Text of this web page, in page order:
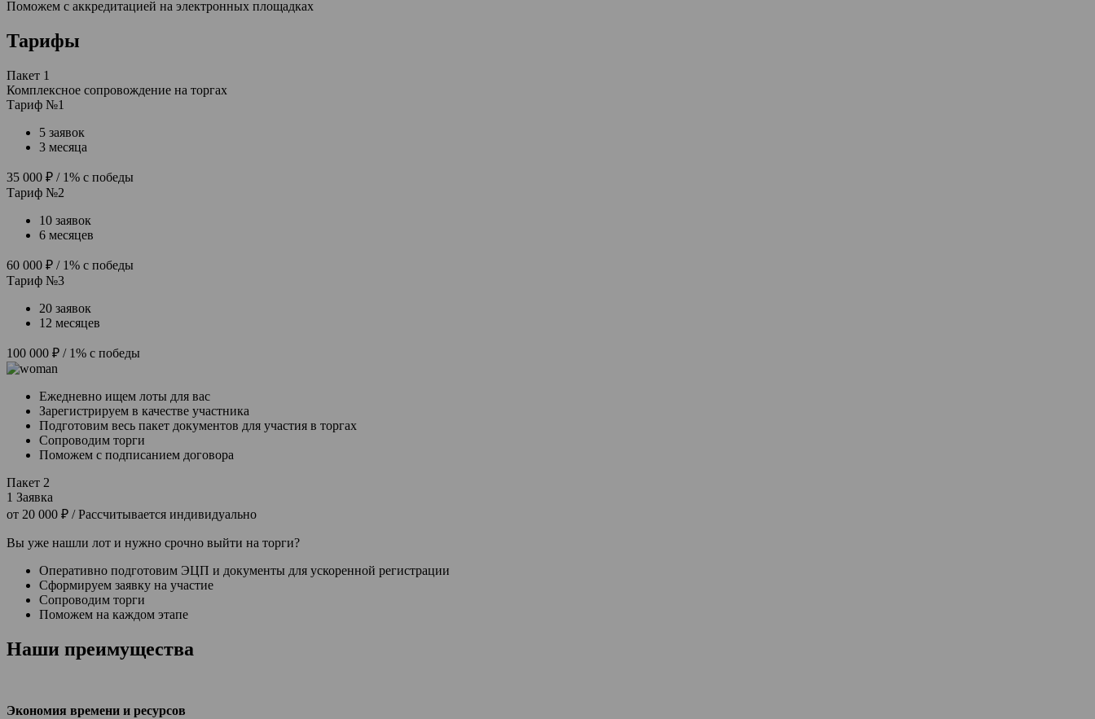
Поможем с аккредитацией на электронных площадках
Тарифы
Пакет 1
Комплексное сопровождение на торгах
Тариф №1
5 заявок
3 месяца
35 000 ₽ / 1% с победы
Тариф №2
10 заявок
6 месяцев
60 000 ₽ / 1% с победы
Тариф №3
20 заявок
12 месяцев
100 000 ₽ / 1% с победы
Ежедневно ищем лоты для вас
Зарегистрируем в качестве участника
Подготовим весь пакет документов для участия в торгах
Сопроводим торги
Поможем с подписанием договора
Пакет 2
1 Заявка
от 20 000 ₽ / Рассчитывается индивидуально
Вы уже нашли лот и нужно срочно выйти на торги?
Оперативно подготовим ЭЦП и документы для ускоренной регистрации
Сформируем заявку на участие
Сопроводим торги
Поможем на каждом этапе
Наши преимущества
Экономия времени и ресурсов